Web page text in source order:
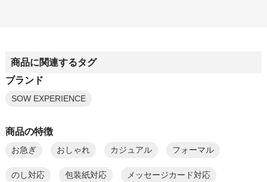
商品に関連するタグ
ブランド
SOW EXPERIENCE
商品の特徴
お急ぎ おしゃれ カジュアル フォーマル
のし対応 包装紙対応 メッセージカード対応